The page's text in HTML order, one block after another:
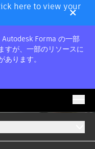
here to view your
×
Forma の一部
すが、一部のリソースに
ります。